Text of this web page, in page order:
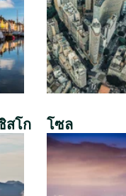
สโก โซล